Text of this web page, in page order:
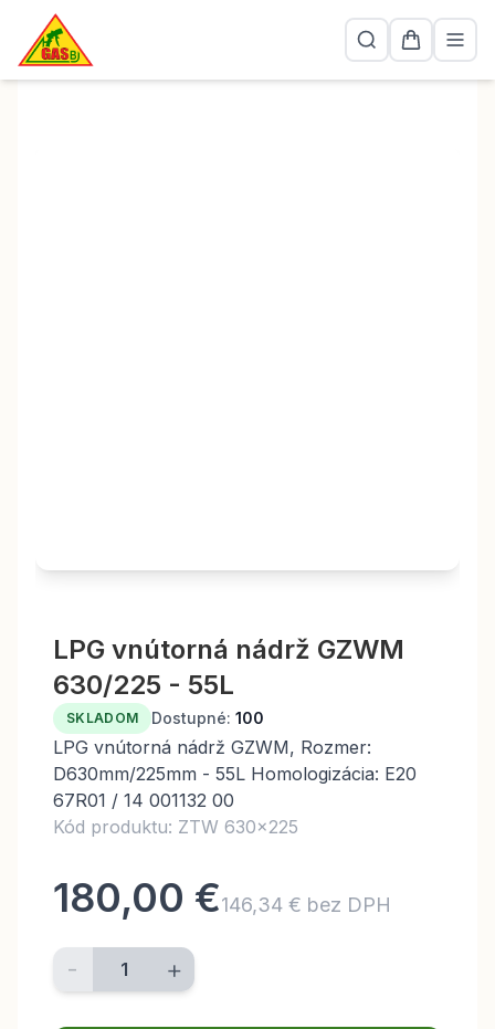
LPG vnútorná nádrž GZWM
630/225 - 55L
SKLADOM Dostupné: 100
LPG vnútorná nádrž GZWM, Rozmer:
D630mm/225mm - 55L Homologizácia: E20
67R01 / 14 001132 00
Kód produktu: ZTW 630x225
180,00 €146,34 € bez DPH
- +